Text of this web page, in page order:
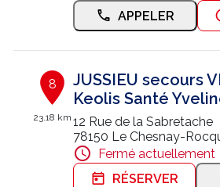
APPELER
8
23.18 km
JUSSIEU secours
Keolis Santé
12 Rue de la Sabretache
78150 Le Chesnay-
Fermé actuellement
RÉSERVER